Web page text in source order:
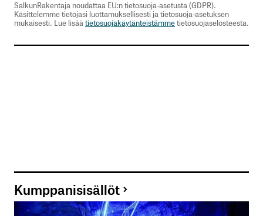
SalkunRakentaja noudattaa EU:n tietosuoja-asetusta (GDPR).
Käsittelemme tietojasi luottamuksellisesti ja tietosuoja-asetuksen
mukaisesti. Lue lisää tietosuojakäytänteistämmetietosuojaselosteesta.
Kumppanisisällöt